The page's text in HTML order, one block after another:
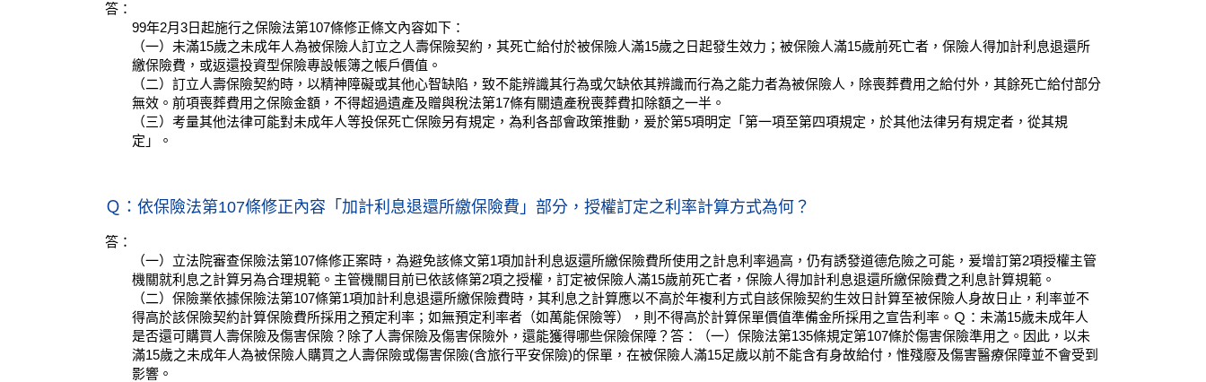
答：
99年2月3日起施行之保險法第107條修正條文內容如下：
（一）未滿15歲之未成年人為被保險人訂立之人壽保險契約，其死亡給付於被保險人滿15歲之日起發生效力；被保險人滿15歲前死亡者，保險人得加計利息退還所
繳保險費，或返還投資型保險專設帳簿之帳戶價值。
（二）訂立人壽保險契約時，以精神障礙或其他心智缺陷，致不能辨識其行為或欠缺依其辨識而行為之能力者為被保險人，除喪葬費用之給付外，其餘死亡給付部分
無效。前項喪葬費用之保險金額，不得超過遺產及贈與稅法第17條有關遺產稅喪葬費扣除額之一半。
（三）考量其他法律可能對未成年人等投保死亡保險另有規定，為利各部會政策推動，爰於第5項明定「第一項至第四項規定，於其他法律另有規定者，從其規
定」。
Ｑ：依保險法第107條修正內容「加計利息退還所繳保險費」部分，授權訂定之利率計算方式為何？
答：
（一）立法院審查保險法第107條修正案時，為避免該條文第1項加計利息返還所繳保險費所使用之計息利率過高，仍有誘發道德危險之可能，爰增訂第2項授權主管
機關就利息之計算另為合理規範。主管機關目前已依該條第2項之授權，訂定被保險人滿15歲前死亡者，保險人得加計利息退還所繳保險費之利息計算規範。
（二）保險業依據保險法第107條第1項加計利息退還所繳保險費時，其利息之計算應以不高於年複利方式自該保險契約生效日計算至被保險人身故日止，利率並不
得高於該保險契約計算保險費所採用之預定利率；如無預定利率者（如萬能保險等），則不得高於計算保單價值準備金所採用之宣告利率。Ｑ：未滿15歲未成年人
是否還可購買人壽保險及傷害保險？除了人壽保險及傷害保險外，還能獲得哪些保險保障？答：（一）保險法第135條規定第107條於傷害保險準用之。因此，以未
滿15歲之未成年人為被保險人購買之人壽保險或傷害保險(含旅行平安保險)的保單，在被保險人滿15足歲以前不能含有身故給付，惟殘廢及傷害醫療保障並不會受到
影響。